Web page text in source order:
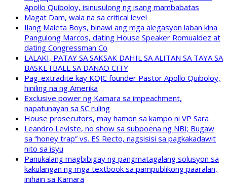
Apollo Quiboloy, isinusulong ng isang mambabatas
Magat Dam, wala na sa critical level
Ilang Maleta Boys, binawi ang mga alegasyon laban kina
Pangulong Marcos, dating House Speaker Romualdez at
dating Congressman Co
LALAKI, PATAY SA SAKSAK DAHIL SA ALITAN SA TAYA SA
BASKETBALL SA DANAO CITY
Pag-extradite kay KOJC founder Pastor Apollo Quiboloy,
hiniling na ng Amerika
Exclusive power ng Kamara sa impeachment,
napatunayan sa SC ruling
House prosecutors, may hamon sa kampo ni VP Sara
Leandro Leviste, no show sa subpoena ng NBI; Bugaw
sa “honey trap” vs. ES Recto, nagsisisi sa pagkakadawit
nito sa isyu
Panukalang magbibigay ng pangmatagalang solusyon sa
kakulangan ng mga textbook sa pampublikong paaralan,
inihain sa Kamara